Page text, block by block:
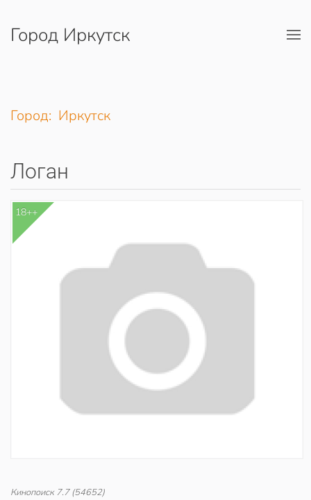
Перейти к содержимому
Город Иркутск
Город: Иркутск
Логан
18++
Кинопоиск 7.7(54652)